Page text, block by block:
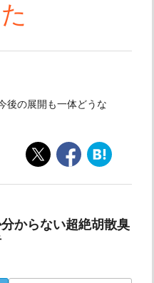
後の展開も一体どうな
からない超絶胡散臭